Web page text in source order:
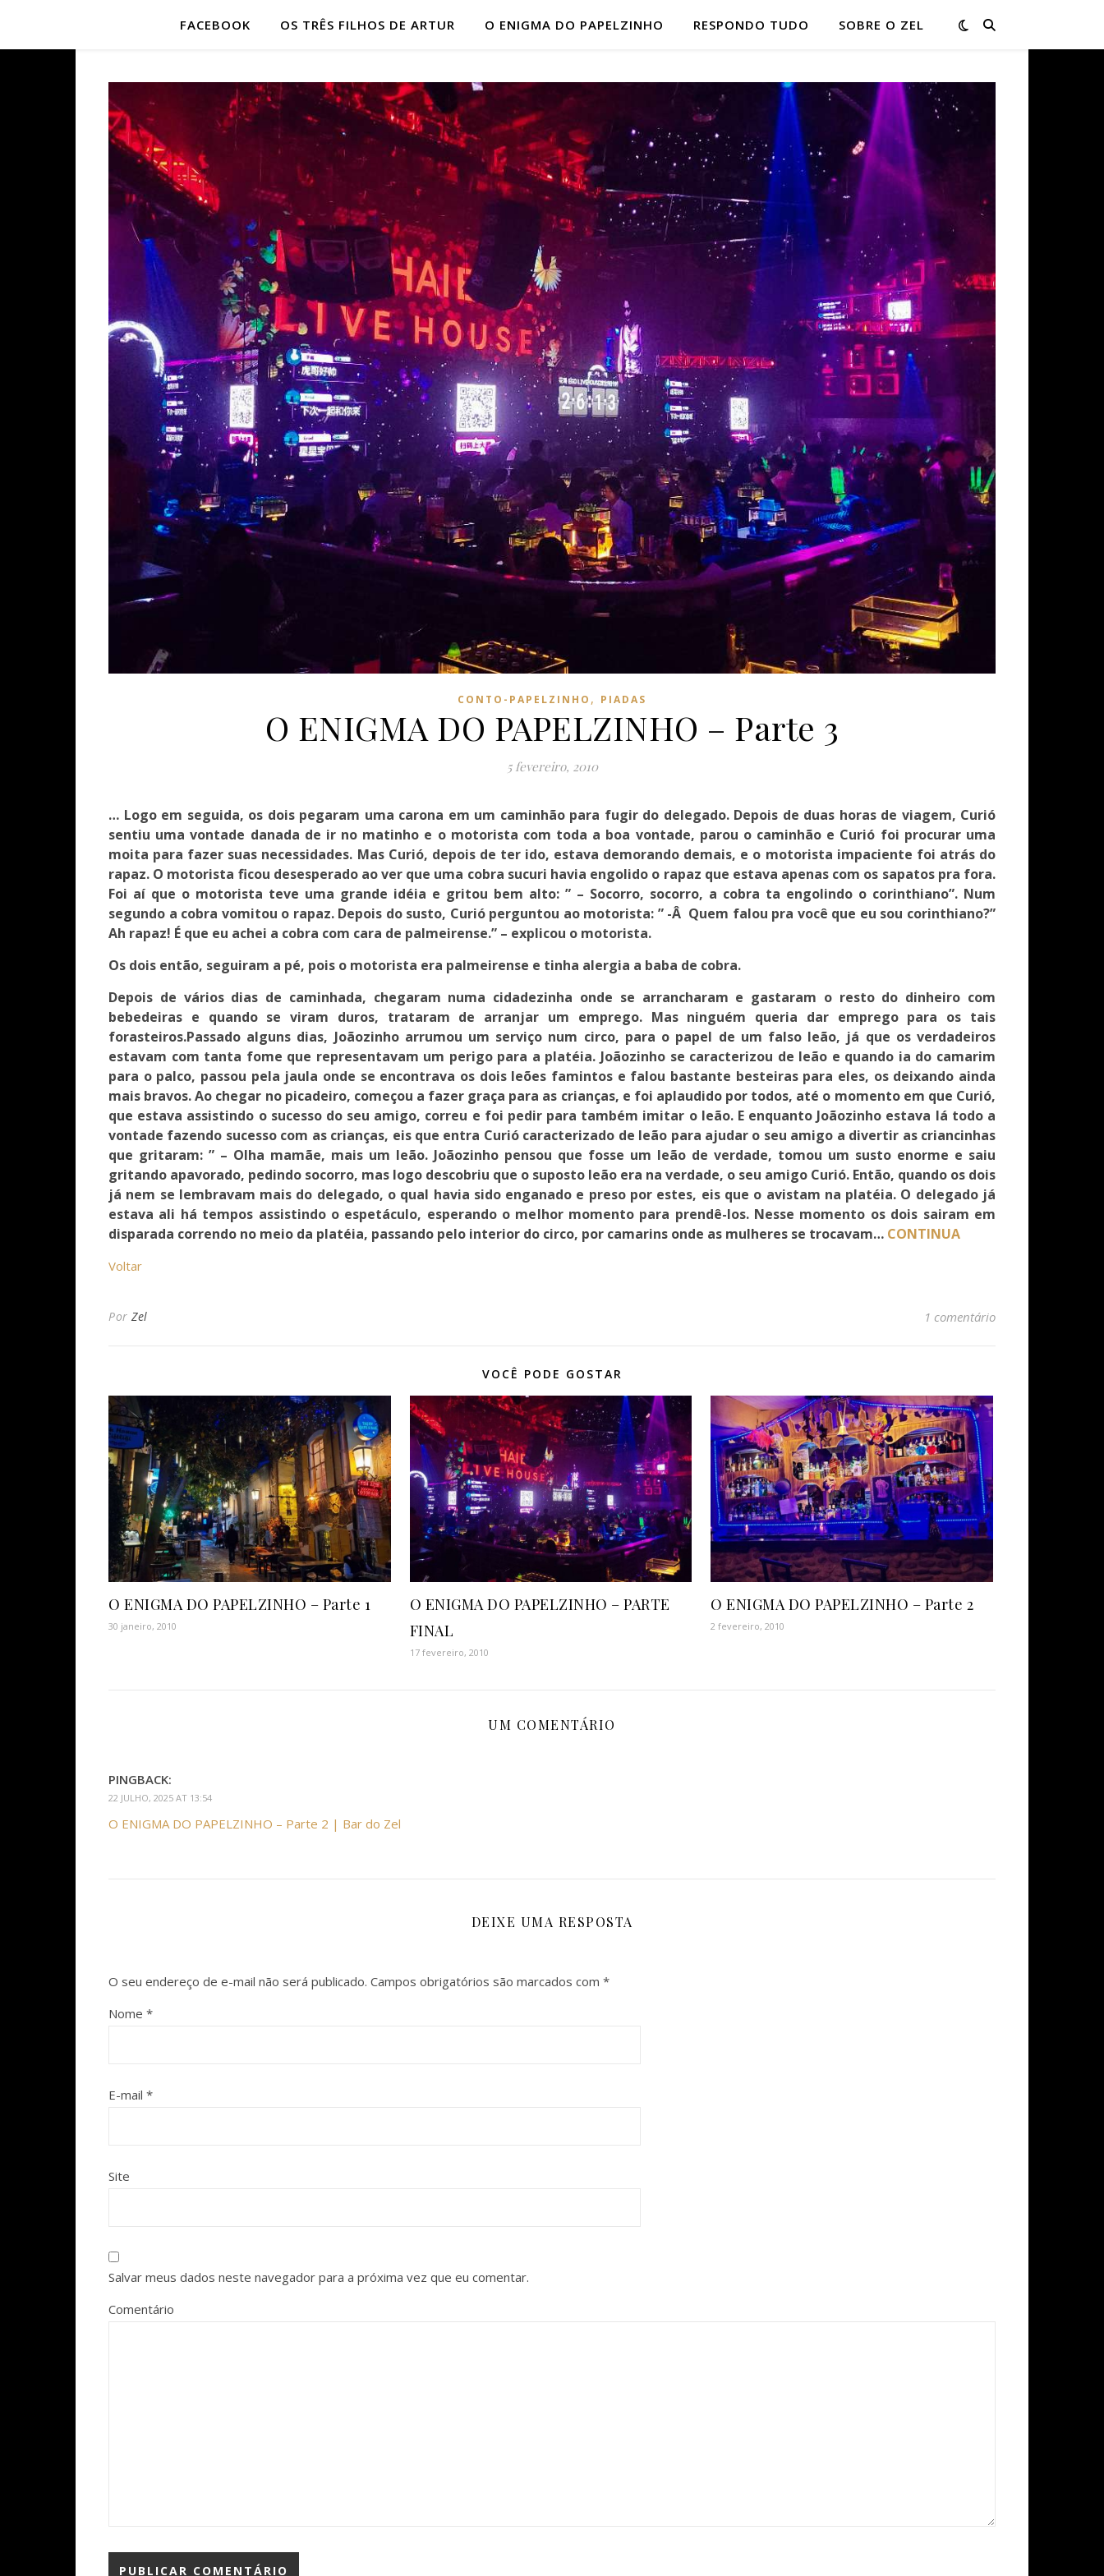
FACEBOOK OS TRÊS FILHOS DE ARTUR O ENIGMA DO PAPELZINHO RESPONDO TUDO SOBRE O ZEL
CONTO-PAPELZINHO , PIADAS
O ENIGMA DO PAPELZINHO – Parte 3
5 fevereiro, 2010
… Logo em seguida, os dois pegaram uma carona em um caminhão para fugir do delegado. Depois de duas horas de viagem, Curió
sentiu uma vontade danada de ir no matinho e o motorista com toda a boa vontade, parou o caminhão e Curió foi procurar uma
moita para fazer suas necessidades. Mas Curió, depois de ter ido, estava demorando demais, e o motorista impaciente foi atrás do
rapaz. O motorista ficou desesperado ao ver que uma cobra sucuri havia engolido o rapaz que estava apenas com os sapatos pra fora.
Foi aí que o motorista teve uma grande idéia e gritou bem alto: ” – Socorro, socorro, a cobra ta engolindo o corinthiano”. Num
segundo a cobra vomitou o rapaz. Depois do susto, Curió perguntou ao motorista: ” -Â Quem falou pra você que eu sou corinthiano?”
Ah rapaz! É que eu achei a cobra com cara de palmeirense.” – explicou o motorista.
Os dois então, seguiram a pé, pois o motorista era palmeirense e tinha alergia a baba de cobra.
Depois de vários dias de caminhada, chegaram numa cidadezinha onde se arrancharam e gastaram o resto do dinheiro com
bebedeiras e quando se viram duros, trataram de arranjar um emprego. Mas ninguém queria dar emprego para os tais
forasteiros.Passado alguns dias, Joãozinho arrumou um serviço num circo, para o papel de um falso leão, já que os verdadeiros
estavam com tanta fome que representavam um perigo para a platéia. Joãozinho se caracterizou de leão e quando ia do camarim
para o palco, passou pela jaula onde se encontrava os dois leões famintos e falou bastante besteiras para eles, os deixando ainda
mais bravos. Ao chegar no picadeiro, começou a fazer graça para as crianças, e foi aplaudido por todos, até o momento em que Curió,
que estava assistindo o sucesso do seu amigo, correu e foi pedir para também imitar o leão. E enquanto Joãozinho estava lá todo a
vontade fazendo sucesso com as crianças, eis que entra Curió caracterizado de leão para ajudar o seu amigo a divertir as criancinhas
que gritaram: ” – Olha mamãe, mais um leão. Joãozinho pensou que fosse um leão de verdade, tomou um susto enorme e saiu
gritando apavorado, pedindo socorro, mas logo descobriu que o suposto leão era na verdade, o seu amigo Curió. Então, quando os dois
já nem se lembravam mais do delegado, o qual havia sido enganado e preso por estes, eis que o avistam na platéia. O delegado já
estava ali há tempos assistindo o espetáculo, esperando o melhor momento para prendê-los. Nesse momento os dois sairam em
disparada correndo no meio da platéia, passando pelo interior do circo, por camarins onde as mulheres se trocavam… CONTINUA
Voltar
Por Zel 1 comentário
VOCÊ PODE GOSTAR
O ENIGMA DO PAPELZINHO – Parte 1
30 janeiro, 2010
O ENIGMA DO PAPELZINHO – PARTE
FINAL
17 fevereiro, 2010
O ENIGMA DO PAPELZINHO – Parte 2
2 fevereiro, 2010
UM COMENTÁRIO
PINGBACK:
22 JULHO, 2025 AT 13:54
O ENIGMA DO PAPELZINHO – Parte 2 | Bar do Zel
DEIXE UMA RESPOSTA
O seu endereço de e-mail não será publicado. Campos obrigatórios são marcados com *
Nome *
E-mail *
Site
Salvar meus dados neste navegador para a próxima vez que eu comentar.
Comentário